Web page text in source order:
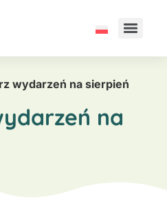
wydarzeń na sierpień
na